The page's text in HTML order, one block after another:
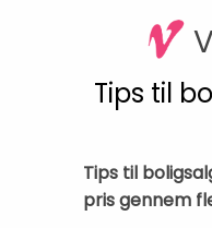
Tips til
Tips til
pris gennem